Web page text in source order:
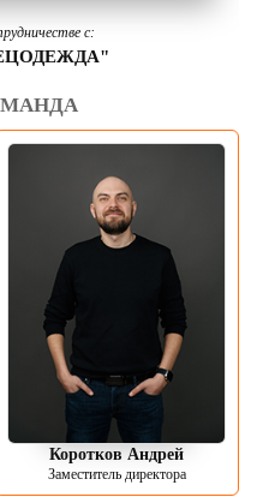
с:
Коротков Андрей
Заместитель директора